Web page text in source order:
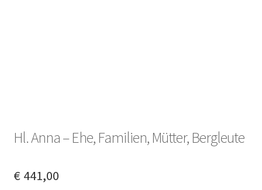
Hl. Anna – Ehe, Familien, Mütter, Bergleute
€441,00